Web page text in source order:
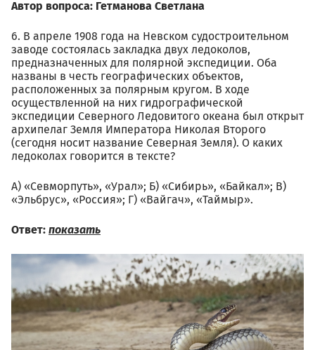
Автор вопроса: Гетманова Светлана
6. В апреле 1908 года на Невском судостроительном
заводе состоялась закладка двух ледоколов,
предназначенных для полярной экспедиции. Оба
названы в честь географических объектов,
расположенных за полярным кругом. В ходе
осуществленной на них гидрографической
экспедиции Северного Ледовитого океана был открыт
архипелаг Земля Императора Николая Второго
(сегодня носит название Северная Земля). О каких
ледоколах говорится в тексте?
А) «Севморпуть», «Урал»; Б) «Сибирь», «Байкал»; В)
«Эльбрус», «Россия»; Г) «Вайгач», «Таймыр».
Ответ: показать
498982.jpg